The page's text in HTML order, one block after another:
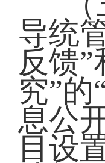
导统
反馈
究”
息公
目设